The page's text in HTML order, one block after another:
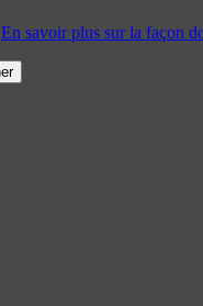
En savoir plus sur la façon